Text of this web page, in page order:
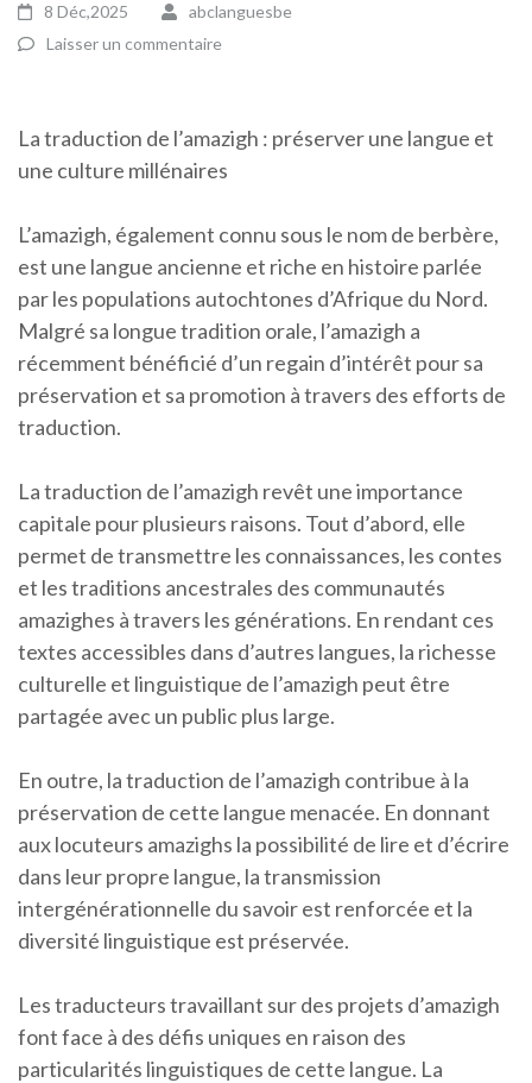
8 Déc,2025
abclanguesbe
Laisser un commentaire
La traduction de l’amazigh : préserver une langue et
une culture millénaires
L’amazigh, également connu sous le nom de berbère,
est une langue ancienne et riche en histoire parlée
par les populations autochtones d’Afrique du Nord.
Malgré sa longue tradition orale, l’amazigh a
récemment bénéficié d’un regain d’intérêt pour sa
préservation et sa promotion à travers des efforts de
traduction.
La traduction de l’amazigh revêt une importance
capitale pour plusieurs raisons. Tout d’abord, elle
permet de transmettre les connaissances, les contes
et les traditions ancestrales des communautés
amazighes à travers les générations. En rendant ces
textes accessibles dans d’autres langues, la richesse
culturelle et linguistique de l’amazigh peut être
partagée avec un public plus large.
En outre, la traduction de l’amazigh contribue à la
préservation de cette langue menacée. En donnant
aux locuteurs amazighs la possibilité de lire et d’écrire
dans leur propre langue, la transmission
intergénérationnelle du savoir est renforcée et la
diversité linguistique est préservée.
Les traducteurs travaillant sur des projets d’amazigh
font face à des défis uniques en raison des
particularités linguistiques de cette langue. La